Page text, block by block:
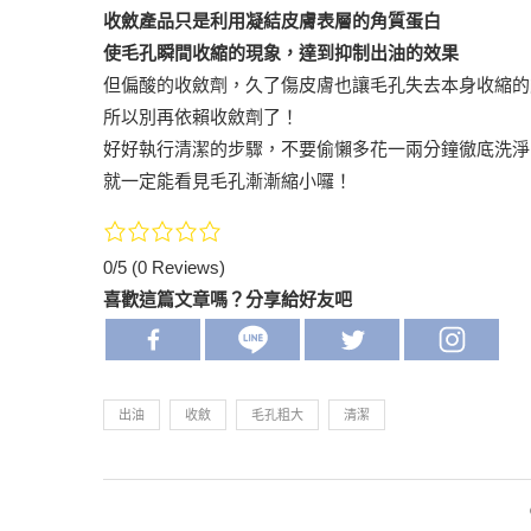
收斂產品只是利用凝結皮膚表層的角質蛋白
使毛孔瞬間收縮的現象，達到抑制出油的效果
但偏酸的收斂劑，久了傷皮膚也讓毛孔失去本身收縮
所以別再依賴收斂劑了！
好好執行清潔的步驟，不要偷懶多花一兩分鐘徹底洗淨
就一定能看見毛孔漸漸縮小囉！
0/5 (0 Reviews)
喜歡這篇文章嗎？分享給好友吧
出油 收斂 毛孔粗大 清潔